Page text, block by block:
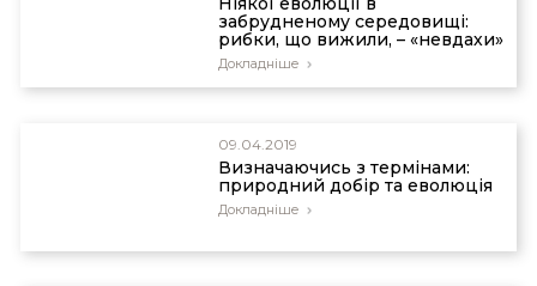
забрудненому середовищі:
рибки, що вижили, – «невдахи»
Докладніше
09.04.2019
Визначаючись з термінами:
природний добір та еволюція
Докладніше